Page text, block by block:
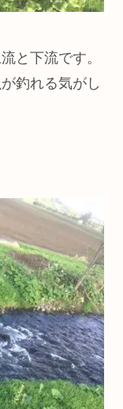
と下流です。
釣れる気がし